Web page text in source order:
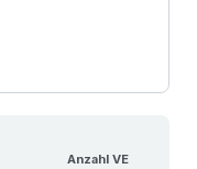
Anzahl VE